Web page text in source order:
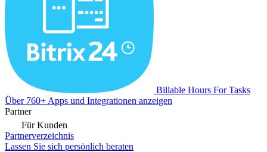
Billable Hours For Tasks
Über 760+ Apps und Integrationen anzeigen
Partner
Für Kunden
Partnerverzeichnis
Lassen Sie sich persönlich beraten